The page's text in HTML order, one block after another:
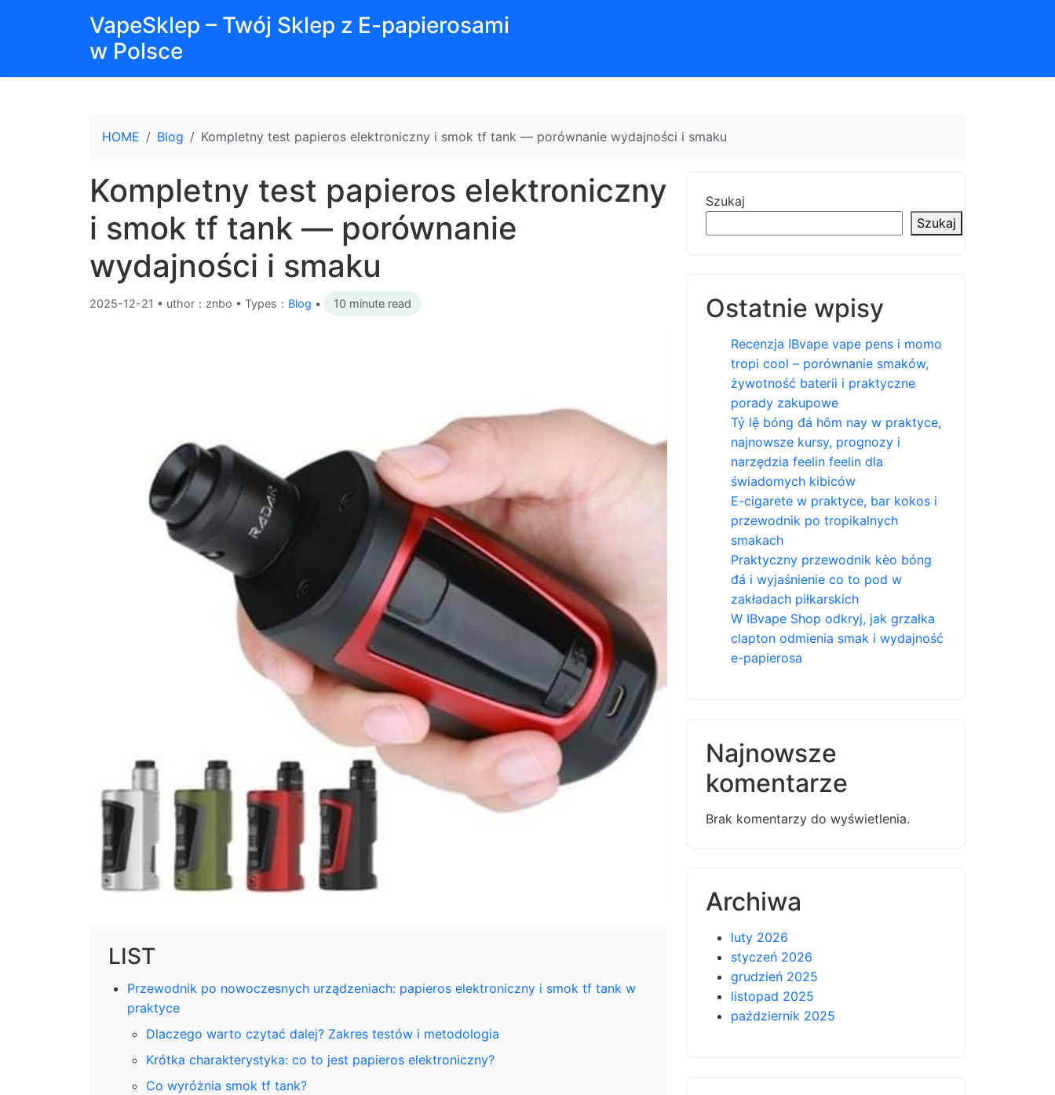
VapeSklep – Twój Sklep z E-papierosami
w Polsce
HOME Blog Kompletny test papieros elektroniczny i smok tf tank — porównanie wydajności i smaku
Kompletny test papieros elektroniczny
i smok tf tank — porównanie
wydajności i smaku
2025-12-21 • uthor：znbo • Types： Blog • 10 minute read
LIST
Przewodnik po nowoczesnych urządzeniach: papieros elektroniczny i smok tf tank w
praktyce
Dlaczego warto czytać dalej? Zakres testów i metodologia
Krótka charakterystyka: co to jest papieros elektroniczny?
Co wyróżnia smok tf tank?
Szukaj
Szukaj
Ostatnie wpisy
Recenzja IBvape vape pens i momo
tropi cool – porównanie smaków,
żywotność baterii i praktyczne
porady zakupowe
Tỷ lệ bóng đá hôm nay w praktyce,
najnowsze kursy, prognozy i
narzędzia feelin feelin dla
świadomych kibiców
E-cigarete w praktyce, bar kokos i
przewodnik po tropikalnych
smakach
Praktyczny przewodnik kèo bóng
đá i wyjaśnienie co to pod w
zakładach piłkarskich
W IBvape Shop odkryj, jak grzałka
clapton odmienia smak i wydajność
e-papierosa
Najnowsze
komentarze
Brak komentarzy do wyświetlenia.
Archiwa
luty 2026
styczeń 2026
grudzień 2025
listopad 2025
październik 2025